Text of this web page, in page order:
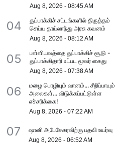
Aug 8, 2026 -08:45 AM
04
துப்பாக்கிச் சட்டங்களில் திருத்தம்
செய்ய தாய்லாந்து அரசு கவனம்
Aug 8, 2026 -08:12 AM
05
பள்ளியவத்தை துப்பாக்கிச் சூடு -
துப்பாக்கிதாரி உட்பட மூவர் கைது
Aug 8, 2026 -07:38 AM
06
மழை பொழியும் வானம்... சீறிப்பாயும்
அலைகள்... விடுக்கப்பட்டுள்ள
எச்சரிக்கை!
Aug 8, 2026 -07:22 AM
07 ஷானி அபேசேகரவிற்கு பதவி உயர்வு
Aug 8, 2026 -06:52 AM